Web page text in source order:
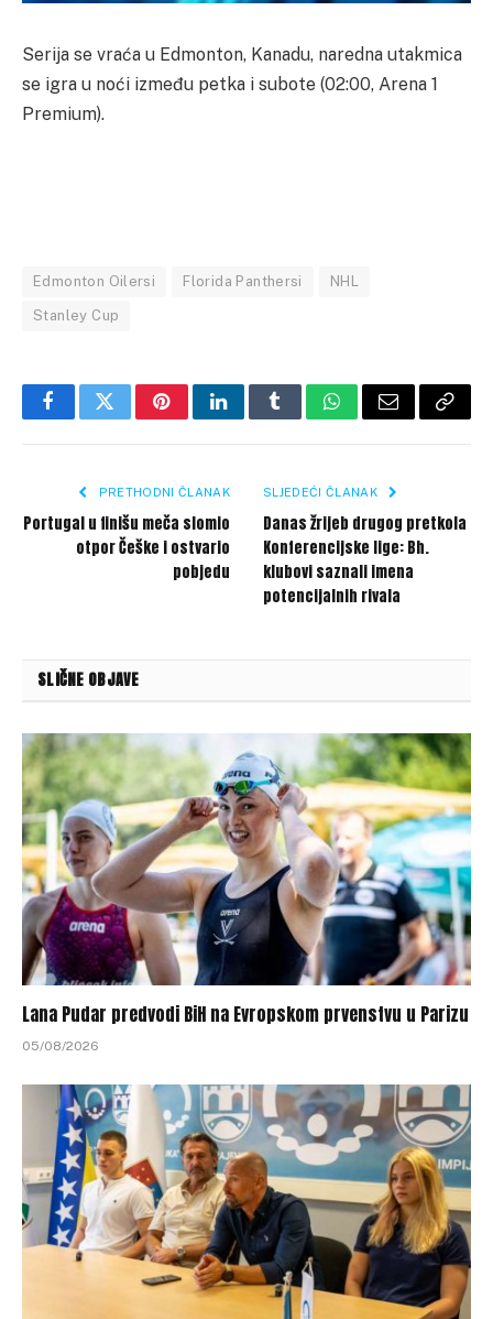
Serija se vraća u Edmonton, Kanadu, naredna utakmica
se igra u noći između petka i subote (02:00, Arena 1
Premium).
Edmonton Oilersi Florida Panthersi NHL
Stanley Cup
FacebookTwitterPinterestLinkedInTumblrWhatsApp
Email Copy
PRETHODNI ČLANAK
Portugal u finišu meča slomio
otpor Češke i ostvario
pobjedu
SLJEDEĆI ČLANAK
Danas žrijeb drugog pretkola
Konferencijske lige: Bh.
klubovi saznali imena
potencijalnih rivala
SLIČNE OBJAVE
Lana Pudar predvodi BiH na Evropskom prvenstvu u Parizu
05/08/2026